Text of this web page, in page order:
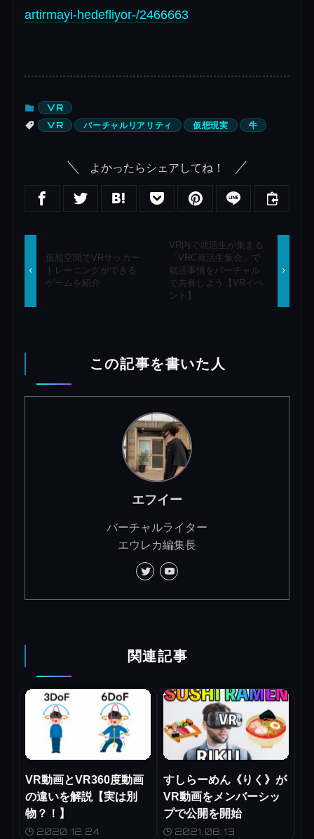
artirmayi-hedefliyor-/2466663
VR
VR
バーチャルリアリティ 仮想現実 牛
よかったらシェアしてね！
仮想空間でVRサッカー
トレーニングができる
ゲームを紹介
VR内で就活生が集まる
「VRC就活生集会」で
就活事情をバーチャル
で共有しよう【VRイベ
ント】
この記事を書いた人
エフイー
バーチャルライター
エウレカ編集長
関連記事
VR動画とVR360度動画
の違いを解説【実は別
物？！】
2020.12.24
すしらーめん《りく》が
VR動画をメンバーシッ
プで公開を開始
2021.08.13